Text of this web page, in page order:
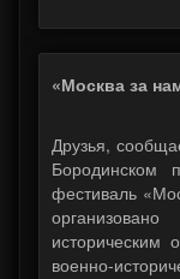
«Москва за
Друзья,
Бородинском
фестиваль
военно-